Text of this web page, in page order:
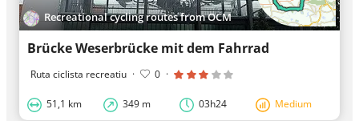
Recreational cycling routes from OCM
Brücke Weserbrücke mit dem Fahrrad
Ruta ciclista recreatiu · 0 ·
51,1 km 349 m 03h24 Medium